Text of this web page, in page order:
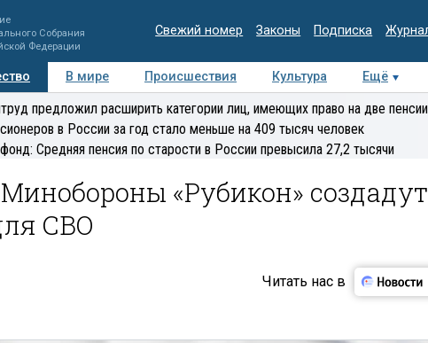
Собрания
Федерации
Свежий номер Законы Подписка
В мире Происшествия Культура Ещё
Регионы Медиацентр Интервью Колумнисты
предложил расширить категории лиц, имеющих право на две пенсии
в России за год стало меньше на 409 тысяч человек
Средняя пенсия по старости в России превысила 27,2 тысячи
«Рубикон» создадут
СВО
Читать нас в